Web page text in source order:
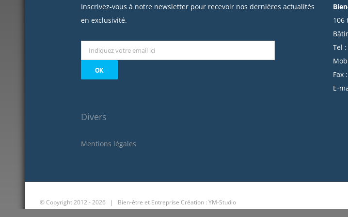
Inscrivez-vous à notre newsletter pour recevoir nos dernières actualités
en exclusivité.
Divers
Mentions légales
106
Tel :
Fax
E-
© Copyright 2012 -2026 | Bien-être et Entreprise Création : YM-Studio